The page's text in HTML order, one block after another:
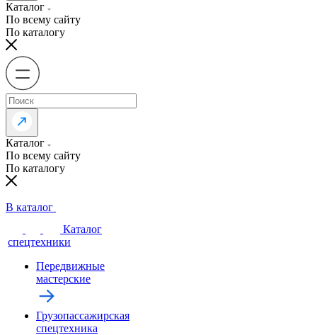
Каталог
По всему сайту
По каталогу
Каталог
По всему сайту
По каталогу
В каталог
Каталог
спецтехники
Передвижные
мастерские
Грузопассажирская
спецтехника